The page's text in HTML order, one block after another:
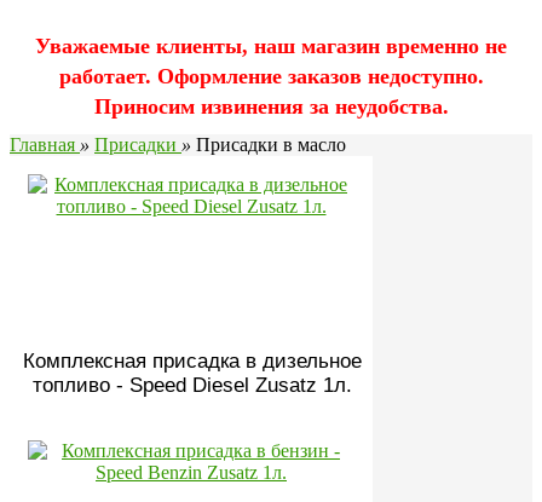
Уважаемые клиенты, наш магазин временно не
работает. Оформление заказов недоступно.
Приносим извинения за неудобства.
Главная » Присадки » Присадки в масло
Комплексная присадка в дизельное
топливо - Speed Diesel Zusatz 1л.